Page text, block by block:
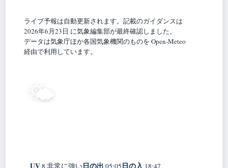
ライブ予報は自動更新されます。記載のガイダンスは
2026年6月23日 に気象編集部が最終確認しました。
データは気象庁ほか各国気象機関のものを Open-Meteo
経由で利用しています。
🌤️
UV8 非常に強い日の出 05:05日の入 18:47